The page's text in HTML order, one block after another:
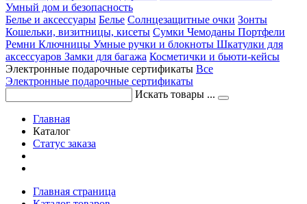
Умный дом и безопасность
Белье и аксессуары Белье Солнцезащитные очки Зонты
Кошельки, визитницы, кисеты Сумки Чемоданы Портфели
Ремни Ключницы Умные ручки и блокноты Шкатулки для
аксессуаров Замки для багажа Косметички и бьюти-кейсы
Электронные подарочные сертификаты Все
Электронные подарочные сертификаты
Искать товары ...
Главная
Каталог
Статус заказа
Главная страница